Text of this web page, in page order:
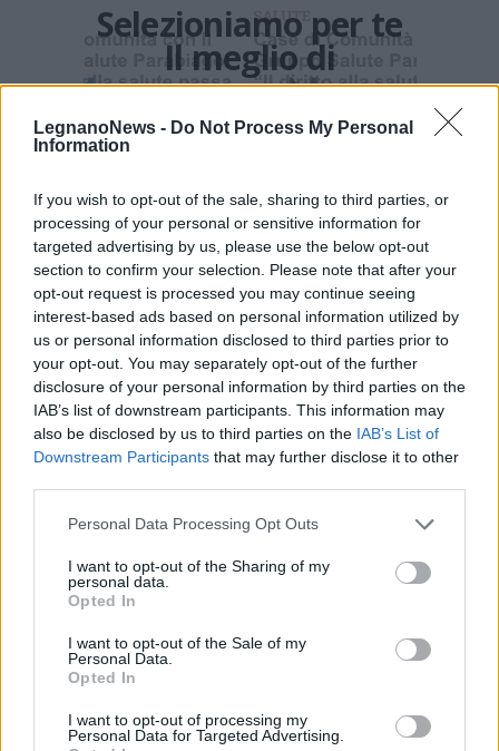
LegnanoNews - Do Not Process My Personal
Information
If you wish to opt-out of the sale, sharing to third parties, or
processing of your personal or sensitive information for
targeted advertising by us, please use the below opt-out
section to confirm your selection. Please note that after your
opt-out request is processed you may continue seeing
interest-based ads based on personal information utilized by
us or personal information disclosed to third parties prior to
your opt-out. You may separately opt-out of the further
disclosure of your personal information by third parties on the
IAB’s list of downstream participants. This information may
also be disclosed by us to third parties on the IAB’s List of
Downstream Participants that may further disclose it to other
Personal Data Processing Opt Outs
I want to opt-out of the Sharing of my
personal data.
Opted In
I want to opt-out of the Sale of my
Personal Data.
Opted In
I want to opt-out of processing my
Personal Data for Targeted Advertising.
Selezioniamo per te
Il meglio di
Commenti
Accedio registratiper commentare questo
articolo.
L'email è richiesta ma non verrà mostrata ai visitatori. Il contenuto di questo
commento esprime il pensiero dell'autore e non rappresenta la linea editoriale
di VareseNews.it, che rimane autonoma e indipendente. I messaggi inclusi nei
commenti non sono testi giornalistici, ma post inviati dai singoli lettori che
possono essere automaticamente pubblicati senza filtro preventivo. I commenti
che includano uno o più link a siti esterni verranno rimossi in automatico dal
sistema.